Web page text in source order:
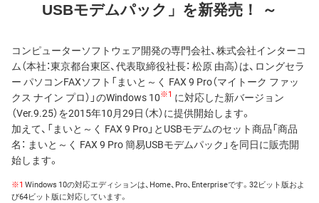
USBモデムパック」を新発売！ ～
コンピューターソフトウェア開発の専門会社、株式会社インターコ
ム（本社：東京都台東区、代表取締役社長： 松原 由高）は、ロングセラ
ー パソコンFAXソフト「まいと～く FAX 9 Pro（マイトーク ファッ
クス ナイン プロ）」のWindows 10※1 に対応した新バージョン
（Ver.9.25）を2015年10月29日（木）に提供開始します。
加えて、「まいと～く FAX 9 Pro」とUSBモデムのセット商品「商品
名： まいと～く FAX 9 Pro 簡易USBモデムパック」を同日に販売開
始します。
※1 Windows 10の対応エディションは、Home、Pro、Enterpriseです。32ビット版およ
び64ビット版に対応しています。